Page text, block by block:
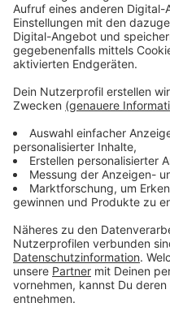
verbünden
Anzeige
Nesemann empfiehlt
Partei immer schriftlich
Einschreiben. Bisher hat
Thema noch nicht mehr
Vorjahren. Das könnte
Nesemann. Denn pro
Energiequellen dieses
als in den Vorjahren.
Anzeige